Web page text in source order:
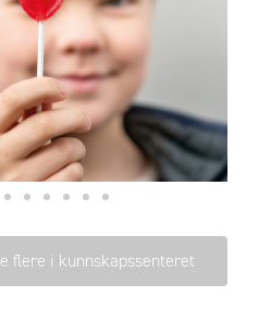
flere i kunnskapssenteret